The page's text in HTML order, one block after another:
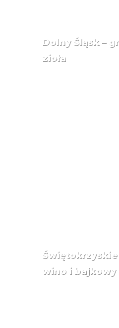
Dolny Śląsk –
zioła
wino i bajkowy